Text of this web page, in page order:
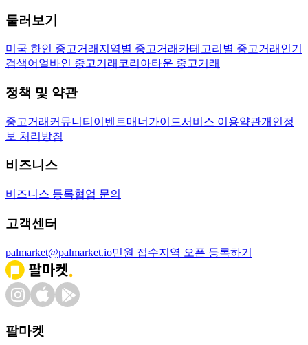
둘러보기
미국 한인 중고거래 지역별 중고거래 카테고리별 중고거래 인기
검색어 얼바인 중고거래 코리아타운 중고거래
정책 및 약관
중고거래 커뮤니티 이벤트매너가이드서비스 이용약관개인정
보 처리방침
비즈니스
비즈니스 등록협업 문의
고객센터
palmarket@palmarket.io민원 접수지역 오픈 등록하기
팔마켓